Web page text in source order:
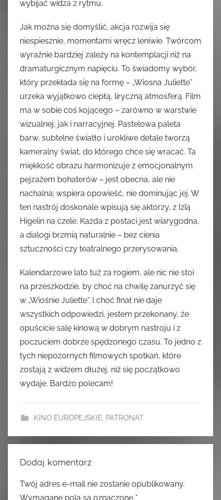
wybijać widza z rytmu.
Jak można się domyślić, akcja rozwija się
niespiesznie, momentami wręcz leniwie. Twórcom
wyraźnie bardziej zależy na kontemplacji niż na
dramaturgicznym napięciu. To świadomy wybór,
który przekłada się na formę – „Wiosna Juliette”
urzeka wyjątkowo ciepłą, liryczną atmosferą. Film
ma w sobie coś kojącego – zarówno w warstwie
wizualnej, jak i narracyjnej. Pastelowa paleta
barw, subtelne światło i urokliwe detale tworzą
kameralny świat, do którego chce się wracać. Ta
miękkość obrazu harmonizuje z emocjonalnym
pejzażem bohaterów – jest obecna, ale nie
nachalna; wspiera opowieść, nie dominując jej. W
ten nastrój doskonale wpisują się aktorzy, z Izïą
Higelin na czele. Każda z postaci jest wiarygodna,
a dialogi brzmią naturalnie – bez cienia
sztuczności czy teatralnego przerysowania.
Kalendarzowe lato tuż za rogiem, ale nic nie stoi
na przeszkodzie, by choć na chwilę zanurzyć się
w „Wiośnie Juliette”. I choć finał nie daje
wszystkich odpowiedzi, jestem przekonany, że
opuścicie salę kinową w dobrym nastroju i z
poczuciem dobrze spędzonego czasu. To jedno z
tych niepozornych filmowych spotkań, które
zostają z widzem dłużej, niż się początkowo
wydaje. Bardzo polecam!
KINO EUROPEJSKIE, PATRONAT
Dodaj komentarz
Twój adres e-mail nie zostanie opublikowany.
Wymagane pola są oznaczone *